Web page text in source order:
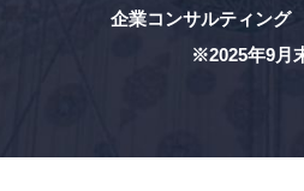
企業コンサルティン
※2025年9月